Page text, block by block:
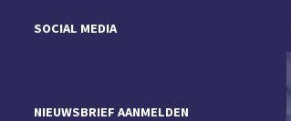
SOCIAL MEDIA
NIEUWSBRIEF AANMELDEN